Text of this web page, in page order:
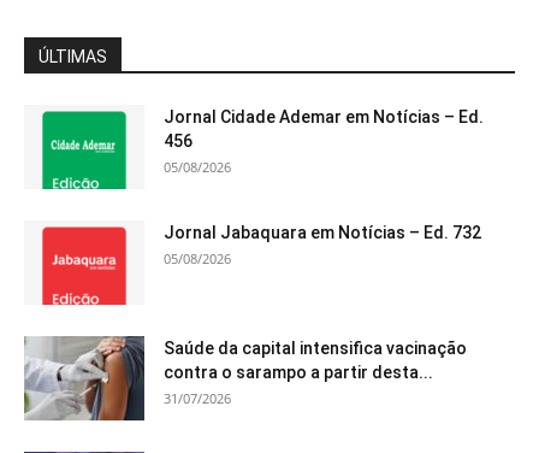
ÚLTIMAS
Jornal Cidade Ademar em Notícias – Ed.
456
05/08/2026
Jornal Jabaquara em Notícias – Ed. 732
05/08/2026
Saúde da capital intensifica vacinação
contra o sarampo a partir desta...
31/07/2026